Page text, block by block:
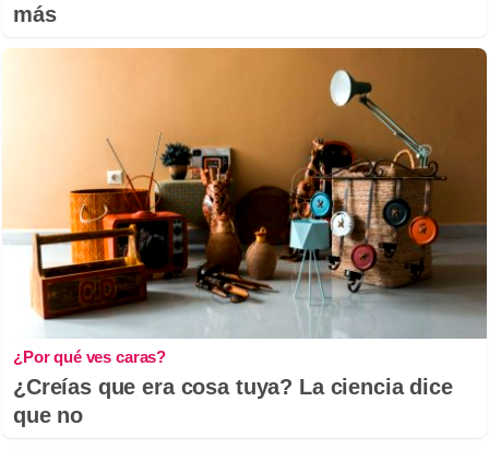
más
¿Por qué ves caras?
¿Creías que era cosa tuya? La ciencia dice
que no